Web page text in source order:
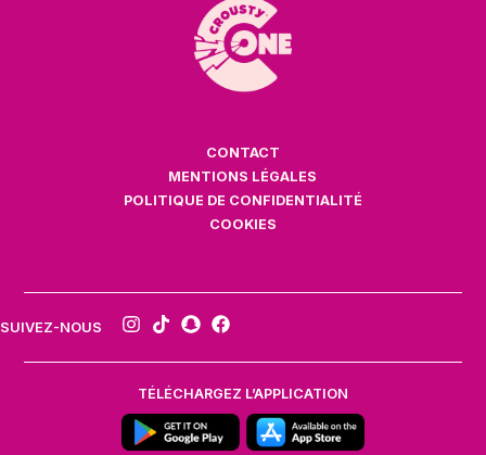
CONTACT
MENTIONS LÉGALES
POLITIQUE DE CONFIDENTIALITÉ
COOKIES
SUIVEZ-NOUS
TÉLÉCHARGEZ L’APPLICATION